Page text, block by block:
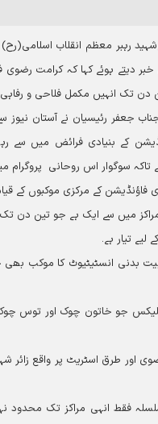
رہبر معظم انقلاب اسلامی(رح)
دیتے ہوئے کہا کہ کرامت رضوی
دن تک انہیں مکمل فلاحی و
رئیسیان نے آستان نیوز سے
کے بنیادی فرائض میں سے
سوگوار اس روحانی
مراکز میں سے ایک ہے جو تین دن
لیے تیار ہے۔
بدنی انسٹیٹیوٹ کا موکب
جو خاتون چوک اور توس چوک
نمر99 پر واقع زائرسرائے رضوی اور طرق
سلسلہ فقط انہی مراکز تک